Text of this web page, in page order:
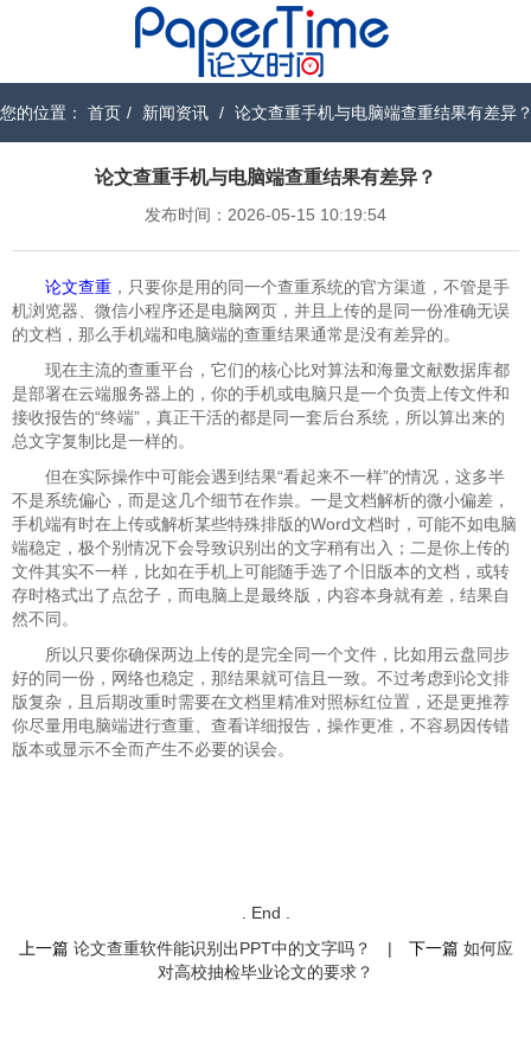
您的位置： 首页 / 新闻资讯 / 论文查重手机与电脑端查重结果有差异
论文查重手机与电脑端查重结果有差异？
发布时间：2026-05-15 10:19:54
论文查重 ，只要你是用的同一个查重系统的官方渠道，不管是手
机浏览器、微信小程序还是电脑网页，并且上传的是同一份准确无误
的文档，那么手机端和电脑端的查重结果通常是没有差异的。
现在主流的查重平台，它们的核心比对算法和海量文献数据库都
是部署在云端服务器上的，你的手机或电脑只是一个负责上传文件和
接收报告的“终端”，真正干活的都是同一套后台系统，所以算出来的
总文字复制比是一样的。
但在实际操作中可能会遇到结果“看起来不一样”的情况，这多半
不是系统偏心，而是这几个细节在作祟。一是文档解析的微小偏差，
手机端有时在上传或解析某些特殊排版的Word文档时，可能不如电脑
端稳定，极个别情况下会导致识别出的文字稍有出入；二是你上传的
文件其实不一样，比如在手机上可能随手选了个旧版本的文档，或转
存时格式出了点岔子，而电脑上是最终版，内容本身就有差，结果自
然不同。
所以只要你确保两边上传的是完全同一个文件，比如用云盘同步
好的同一份，网络也稳定，那结果就可信且一致。不过考虑到论文排
版复杂，且后期改重时需要在文档里精准对照标红位置，还是更推荐
你尽量用电脑端进行查重、查看详细报告，操作更准，不容易因传错
版本或显示不全而产生不必要的误会。
. End .
上一篇 论文查重软件能识别出PPT中的文字吗？ | 下一篇 如何应
对高校抽检毕业论文的要求？